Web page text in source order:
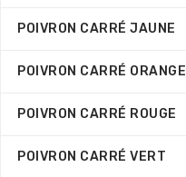
POIVRON CARRÉ JAUNE
POIVRON CARRÉ ORANGE
POIVRON CARRÉ ROUGE
POIVRON CARRÉ VERT